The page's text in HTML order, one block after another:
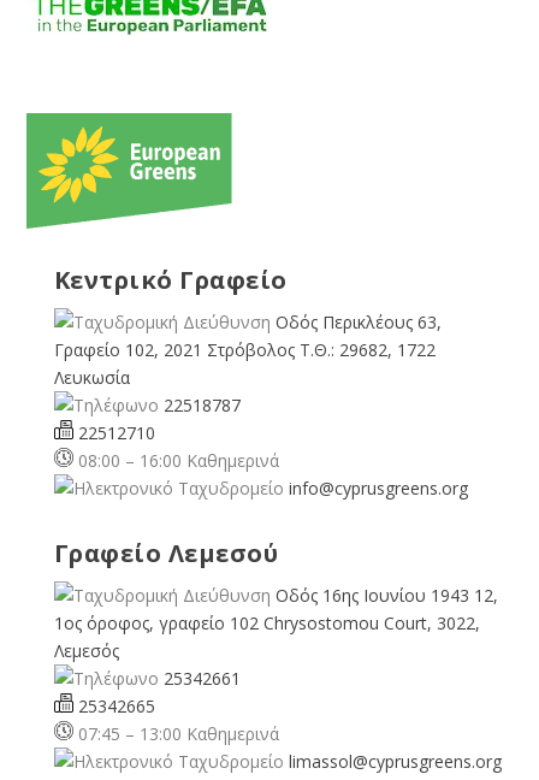
Κεντρικό Γραφείο
Οδός Περικλέους 63,
Γραφείο 102, 2021 Στρόβολος Τ.Θ.: 29682, 1722
Λευκωσία
22518787
22512710
08:00 – 16:00 Καθημερινά
info@cyprusgreens.org
Γραφείο Λεμεσού
Οδός 16ης Ιουνίου 1943 12,
1ος όροφος, γραφείο 102 Chrysostomou Court, 3022,
Λεμεσός
25342661
25342665
07:45 – 13:00 Καθημερινά
limassol@cyprusgreens.org